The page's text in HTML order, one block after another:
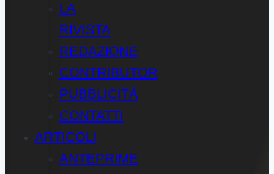
LA
RIVISTA
REDAZIONE
CONTRIBUTOR
PUBBLICITÀ
CONTATTI
ARTICOLI
ANTEPRIME